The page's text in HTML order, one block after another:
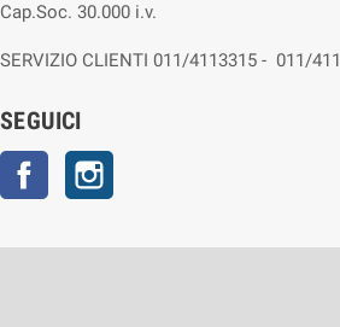
Cap.Soc. 30.000 i.v.
SERVIZIO CLIENTI 011/4113315 - 011/
SEGUICI
Facebook